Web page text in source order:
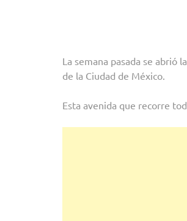
La semana pasada se abrió
de la Ciudad de México.
Esta avenida que recorre